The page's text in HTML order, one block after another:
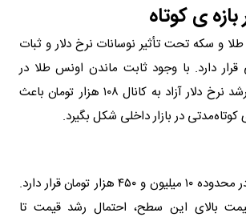
بازه ی کوتاه
طلا و سکه تحت تأثیر نوسانات نرخ دلار و ثبات
دارد. با وجود ثابت ماندن اونس طلا در
محدوده ۴۰۰۲ دلار، رشد نرخ دلار آزاد به کانال ۱۰۸ هزار تومان باعث
در بازار داخلی شکل بگیرد.
سطح حمایتی مهم در محدوده ۱۰ میلیون و ۴۵۰ هزار تومان قرار دارد.
بالای این سطح، احتمال رشد قیمت تا